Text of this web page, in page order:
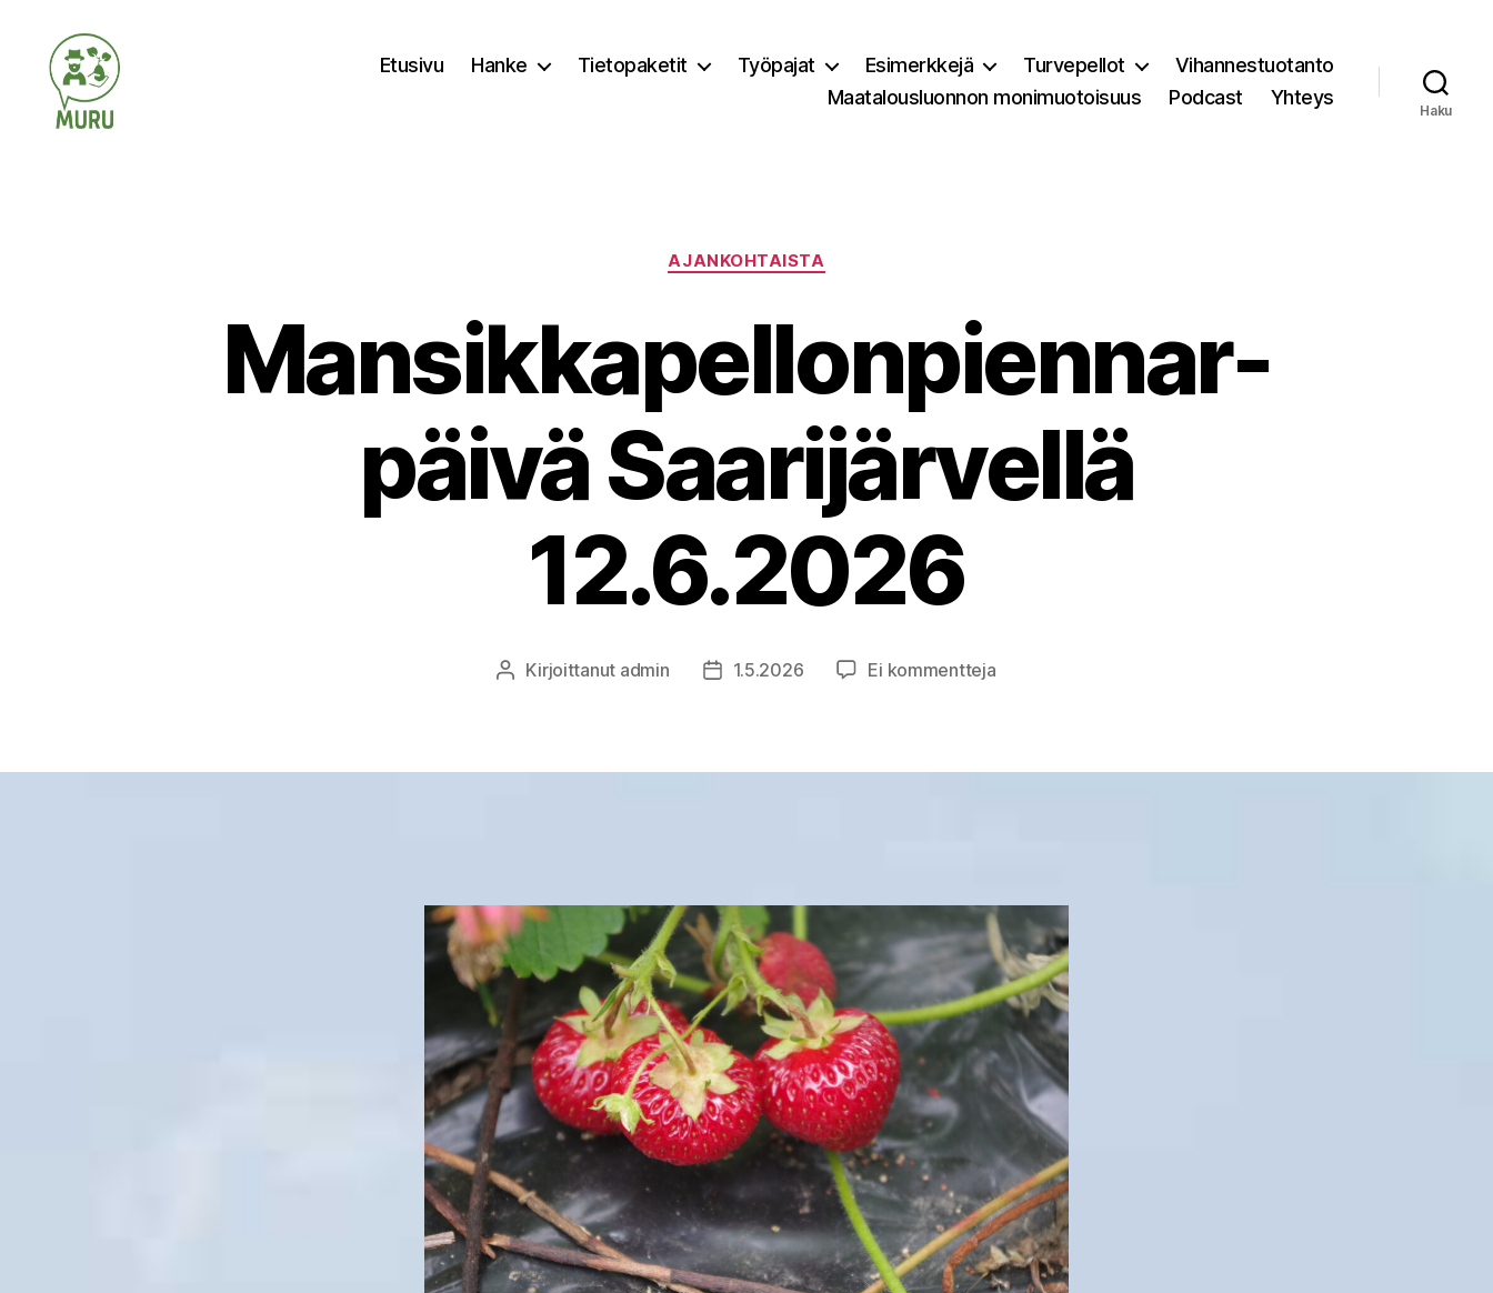
Etusivu Hanke Tietopaketit Työpajat Esimerkkejä Turvepellot
Vihannestuotanto
Maatalousluonnon monimuotoisuus
Podcast Yhteys
Haku
Kategoriat
AJANKOHTAISTA
Mansikkapellonpiennar-
päivä Saarijärvellä
12.6.2026
Kirjoittaja
Kirjoittanut admin Julkaisupäivämäärä
1.5.2026 Ei kommenttejaartikkeliin
12.6.2026